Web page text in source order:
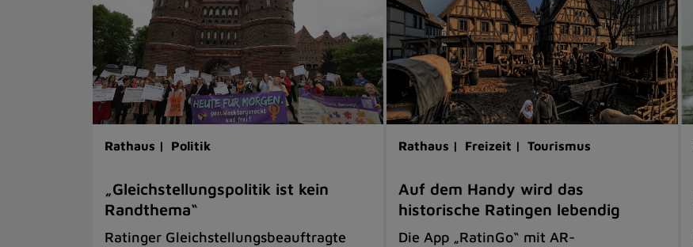
Rathaus | Politik
„Gleichstellungspolitik ist kein
Randthema“
Ratinger Gleichstellungsbeauftragte
Rathaus | Freizeit | Tourismus
Auf dem Handy wird das
historische Ratingen lebendig
Die App „RatinGo“ mit AR-